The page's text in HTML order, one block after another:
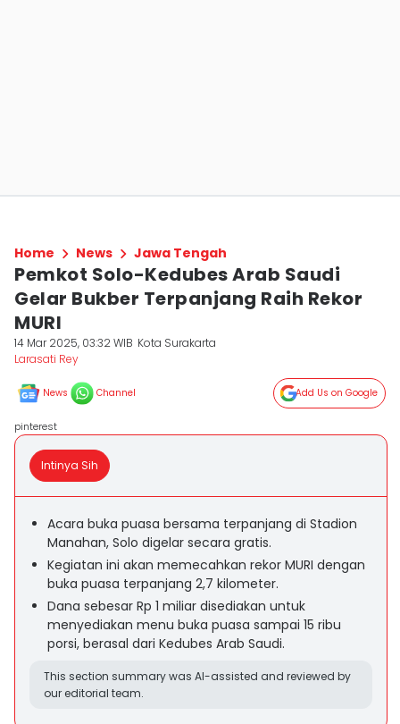
Home News Jawa Tengah
Pemkot Solo-Kedubes Arab Saudi
Gelar Bukber Terpanjang Raih Rekor
MURI
14 Mar 2025, 03:32 WIB Kota Surakarta
Larasati Rey
News Channel Add Us on Google
pinterest
Intinya Sih
Acara buka puasa bersama terpanjang di Stadion
Manahan, Solo digelar secara gratis.
Kegiatan ini akan memecahkan rekor MURI dengan
buka puasa terpanjang 2,7 kilometer.
Dana sebesar Rp 1 miliar disediakan untuk
menyediakan menu buka puasa sampai 15 ribu
porsi, berasal dari Kedubes Arab Saudi.
This section summary was AI-assisted and reviewed by
our editorial team.